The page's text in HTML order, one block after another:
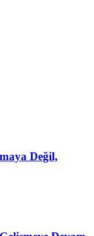
Değil,